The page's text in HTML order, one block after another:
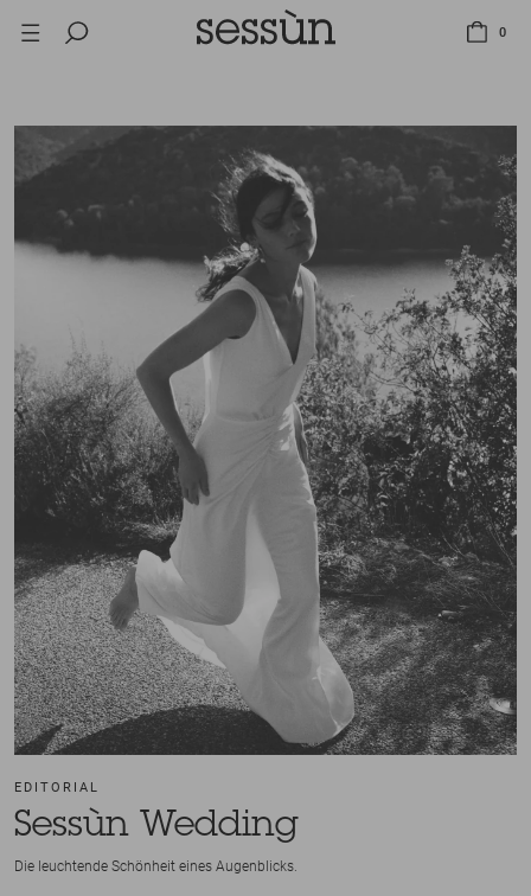
SALE: BIS ZU -50% AUF EINE AUSWAHL AN ARTIKELN.
ALLE PREISE INKLUSIVE MEHRWERTSTEUER UND ZOLLGEBÜHREN.
0
EDITORIAL
Sessùn Wedding
Die leuchtende Schönheit eines Augenblicks.